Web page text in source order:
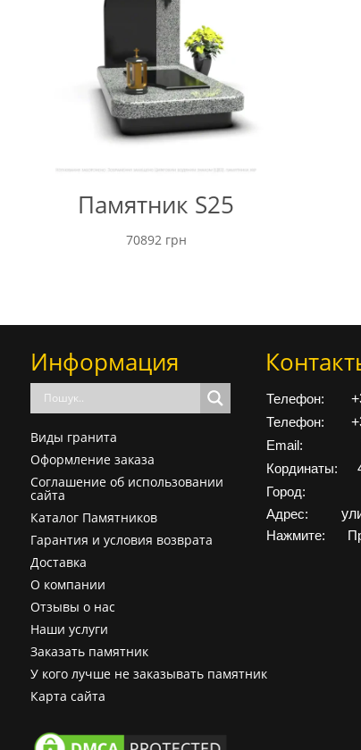
Памятник S25
70892 грн
Информация
Виды гранита
Оформление заказа
Соглашение об использовании
сайта
Каталог Памятников
Гарантия и условия возврата
Доставка
О компании
Отзывы о нас
Наши услуги
Заказать памятник
У кого лучше не заказывать памятник
Карта сайта
Телефон:
Телефон:
Email:
Кординаты:
Город:
Адрес:
Нажмите: